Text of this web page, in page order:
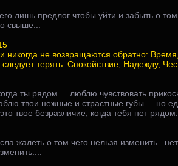
лишь предлог чтобы уйти и забыть о
свыше...
никогда не возвращаются обратно:
терять: Спокойствие, Надежду,
ты рядом.....люблю чувствовать
твои нежные и страстные губы.....но
твое безразличие, когда тебя нет
жалеть о том чего нельзя